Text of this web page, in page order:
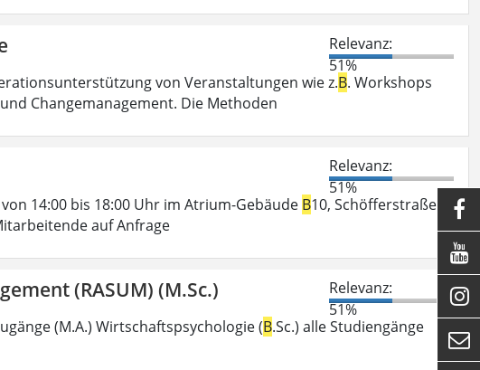
Relevanz:
51%
von Veranstaltungen wie z.B. Workshops
Changemanagement. Die Methoden
Relevanz:
51%
14:00 bis 18:00 Uhr im Atrium-Gebäude B10, Schöfferstraße 1.
auf Anfrage
(RASUM) (M.Sc.)
Relevanz:
51%
(M.A.) Wirtschaftspsychologie (B.Sc.) alle Studiengänge



